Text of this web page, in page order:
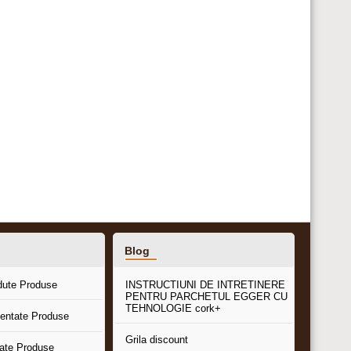
Produse
Produse
Produse
Blog
INSTRUCTIUNI DE INTRETINERE
PENTRU PARCHETUL EGGER CU
TEHNOLOGIE cork+
Grila discount